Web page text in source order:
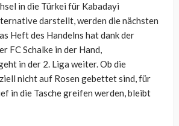
in die Türkei für Kabadayi
darstellt, werden die nächsten
Heft des Handelns hat dank der
FC Schalke in der Hand,
in der 2. Liga weiter. Ob die
nicht auf Rosen gebettet sind, für
in die Tasche greifen werden, bleibt